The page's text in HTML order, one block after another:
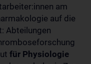
am
auf die
Abteilungen
für Physiologie